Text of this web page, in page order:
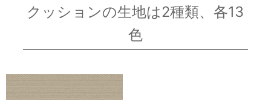
クッションの生地は2種類、各13
色